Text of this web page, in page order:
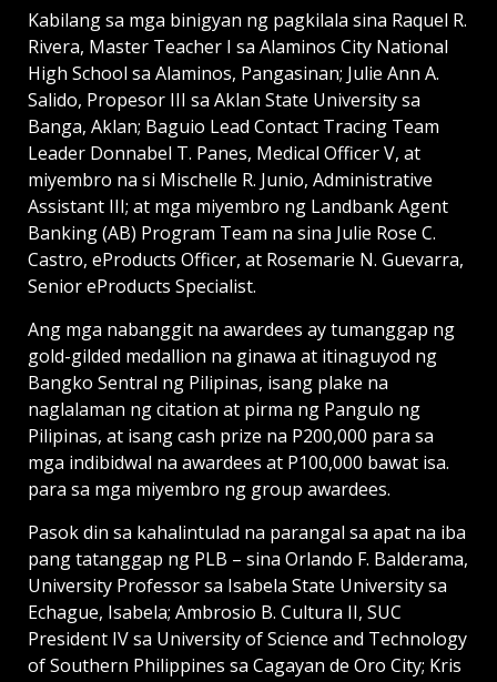
Kabilang sa mga binigyan ng pagkilala sina Raquel R.
Rivera, Master Teacher I sa Alaminos City National
High School sa Alaminos, Pangasinan; Julie Ann A.
Salido, Propesor III sa Aklan State University sa
Banga, Aklan; Baguio Lead Contact Tracing Team
Leader Donnabel T. Panes, Medical Officer V, at
miyembro na si Mischelle R. Junio, Administrative
Assistant III; at mga miyembro ng Landbank Agent
Banking (AB) Program Team na sina Julie Rose C.
Castro, eProducts Officer, at Rosemarie N. Guevarra,
Senior eProducts Specialist.
Ang mga nabanggit na awardees ay tumanggap ng
gold-gilded medallion na ginawa at itinaguyod ng
Bangko Sentral ng Pilipinas, isang plake na
naglalaman ng citation at pirma ng Pangulo ng
Pilipinas, at isang cash prize na P200,000 para sa
mga indibidwal na awardees at P100,000 bawat isa.
para sa mga miyembro ng group awardees.
Pasok din sa kahalintulad na parangal sa apat na iba
pang tatanggap ng PLB – sina Orlando F. Balderama,
University Professor sa Isabela State University sa
Echague, Isabela; Ambrosio B. Cultura II, SUC
President IV sa University of Science and Technology
of Southern Philippines sa Cagayan de Oro City; Kris